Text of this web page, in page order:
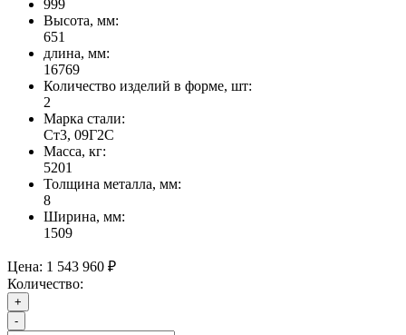
999
Высота, мм:
651
длина, мм:
16769
Количество изделий в форме, шт:
2
Марка стали:
Ст3, 09Г2С
Масса, кг:
5201
Толщина металла, мм:
8
Ширина, мм:
1509
Цена: 1 543 960 ₽
Количество:
+
-